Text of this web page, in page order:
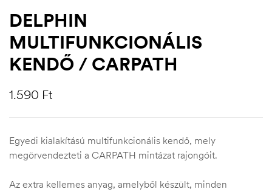
DELPHIN
MULTIFUNKCIONÁLIS
KENDŐ / CARPATH
1.590 Ft
Egyedi kialakítású multifunkcionális kendő, mely
megörvendezteti a CARPATH mintázat rajongóit.
Az extra kellemes anyag, amelyből készült, minden